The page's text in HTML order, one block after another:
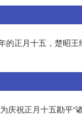
的正月十五，楚昭
祝正月十五勘平“